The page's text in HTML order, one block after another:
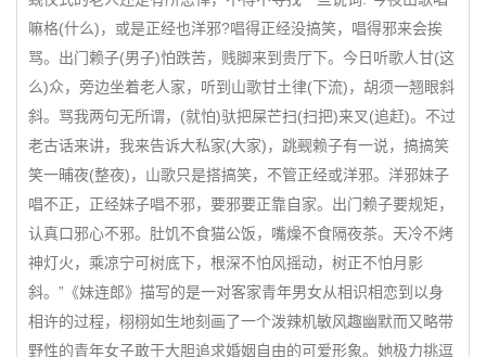
嘛格(什么)，或是正经也洋邪?唱得正经没搞笑，唱得邪来会挨
骂。出门赖子(男子)怕跌苦，贱脚来到贵厅下。今日听歌人甘(这
么)众，旁边坐着老人家，听到山歌甘土律(下流)，胡须一翘眼斜
斜。骂我两句无所谓，(就怕)驮把屎芒扫(扫把)来叉(追赶)。不过
老古话来讲，我来告诉大私家(大家)，跳觋赖子有一说，搞搞笑
笑一晡夜(整夜)，山歌只是搭搞笑，不管正经或洋邪。洋邪妹子
唱不正，正经妹子唱不邪，要邪要正靠自家。出门赖子要规矩，
认真口邪心不邪。肚饥不食猫公饭，嘴燥不食隔夜茶。天冷不烤
神灯火，乘凉宁可树底下，根深不怕风摇动，树正不怕月影
斜。”《妹连郎》描写的是一对客家青年男女从相识相恋到以身
相许的过程，栩栩如生地刻画了一个泼辣机敏风趣幽默而又略带
野性的青年女子敢于大胆追求婚姻自由的可爱形象。她极力挑逗